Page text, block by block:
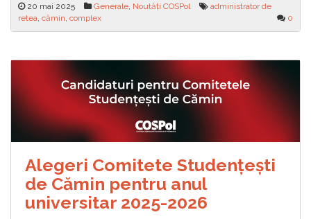
20 mai 2025 Generale, Noutăți COSPol
administrator de
retea, cămin, complex 0
Alegeri Comitete Studențești
de Cămin pentru anul
universitar 2025-2026